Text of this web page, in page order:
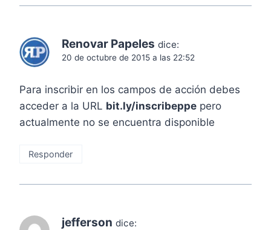
Renovar Papeles dice:
20 de octubre de 2015 a las 22:52
Para inscribir en los campos de acción debes
acceder a la URL bit.ly/inscribeppe pero
actualmente no se encuentra disponible
Responder
jefferson dice: